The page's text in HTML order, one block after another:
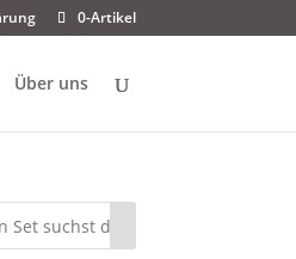
0-Artikel
Über uns